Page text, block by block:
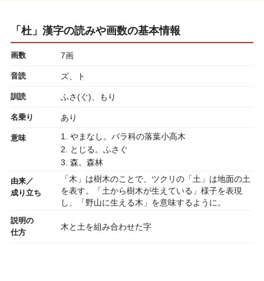
「杜」漢字の読みや画数の基本情報
画数 7画
音読 ズ、ト
訓読 ふさ(ぐ)、もり
名乗り あり
意味
1. やまなし。バラ科の落葉小高木
2. とじる。ふさぐ
3. 森。森林
由来／
成り立ち
「木」は樹木のことで、ツクリの「土」は地面の土
を表す。「土から樹木が生えている」様子を表現
し、「野山に生える木」を意味するように。
説明の
仕方
木と土を組み合わせた字